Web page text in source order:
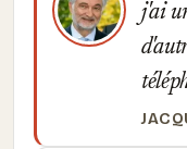
j'ai